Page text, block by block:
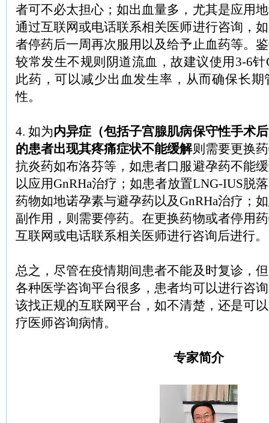
者可不必太担心；如出血量多，尤其是应用
通过互联网或电话联系相关医师进行咨询，
者停药后一周再次服用以及给予止血药等。
较常发生不规则阴道流血，故建议使用3-6针
此药，可以减少出血发生率，从而确保长
性。
4. 如为内异症（包括子宫腺肌病保守性手术
的患者出现其疼痛症状不能缓解则需要更换
抗炎药如布洛芬等，如患者口服避孕药不能
以应用GnRHa治疗；如患者放置LNG-IUS脱
药物如地诺孕素与避孕药以及GnRHa治疗；
副作用，则需要停药。在更换药物或者停用
互联网或电话联系相关医师进行咨询后进行。
总之，尽管在疫情期间患者不能及时复诊，
各种医学咨询平台很多，患者均可以进行咨
该找正规的互联网平台，如不清楚，还是可
疗医师咨询病情。
专家简介